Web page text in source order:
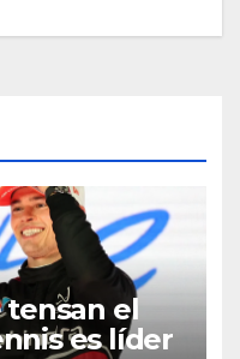
tensan el
es líder